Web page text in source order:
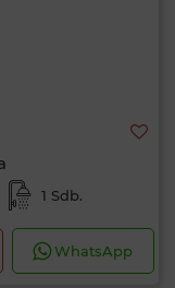
1 Sdb.
WhatsApp